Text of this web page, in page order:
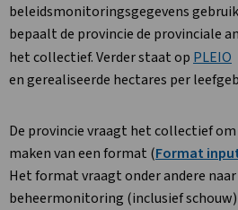
beleidsmonitoringsgegevens
bepaalt de provincie de provinciale
het collectief. Verder staat op PLEIO
en gerealiseerde hectares per
De provincie vraagt het collectief
maken van een format (Format
Het format vraagt onder andere
beheermonitoring (inclusief